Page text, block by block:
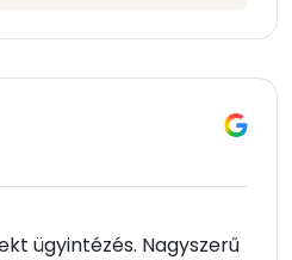
ügyintézés. Nagyszerű